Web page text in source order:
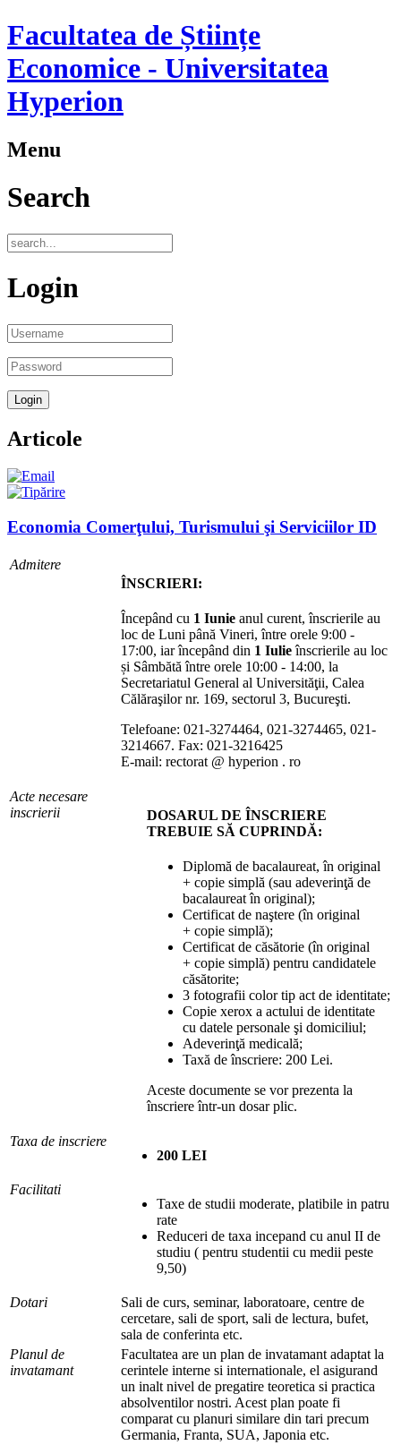
Facultatea de Științe
Economice - Universitatea
Hyperion
Menu
Search
Login
Articole
Economia Comerţului, Turismului şi Serviciilor ID
Admitere
ÎNSCRIERI:
Începând cu 1 Iunie anul curent, înscrierile au
loc de Luni până Vineri, între orele 9:00 -
17:00, iar începând din 1 Iulieînscrierile au loc
și Sâmbătă între orele 10:00 - 14:00, la
Secretariatul General al Universităţii, Calea
Călăraşilor nr. 169, sectorul 3, Bucureşti.
Telefoane: 021-3274464, 021-3274465, 021-
3214667. Fax: 021-3216425
E-mail: rectorat @ hyperion . ro
Acte necesare
inscrierii
DOSARUL DE ÎNSCRIERE
TREBUIE SĂ CUPRINDĂ:
Diplomă de bacalaureat, în original
+ copie simplă (sau adeverinţă de
bacalaureat în original);
Certificat de naştere (în original
+ copie simplă);
Certificat de căsătorie (în original
+ copie simplă) pentru candidatele
căsătorite;
3 fotografii color tip act de identitate;
Copie xerox a actului de identitate
cu datele personale şi domiciliul;
Adeverinţă medicală;
Taxă de înscriere: 200 Lei.
Aceste documente se vor prezenta la
înscriere într-un dosar plic.
Taxa de inscriere
200 LEI
Facilitati
Taxe de studii moderate, platibile in patru
rate
Reduceri de taxa incepand cu anul II de
studiu ( pentru studentii cu medii peste
9,50)
Dotari
Sali de curs, seminar, laboratoare, centre de
cercetare, sali de sport, sali de lectura, bufet,
sala de conferinta etc.
Planul de
invatamant
Facultatea are un plan de invatamant adaptat la
cerintele interne si internationale, el asigurand
un inalt nivel de pregatire teoretica si practica
absolventilor nostri. Acest plan poate fi
comparat cu planuri similare din tari precum
Germania, Franta, SUA, Japonia etc.